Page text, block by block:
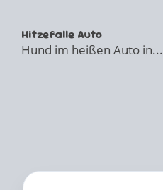
Hitzefalle Auto
Hund im heißen Auto in...